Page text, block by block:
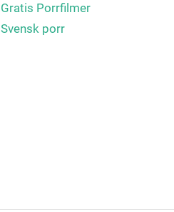
Gratis Porrfilmer
Svensk porr